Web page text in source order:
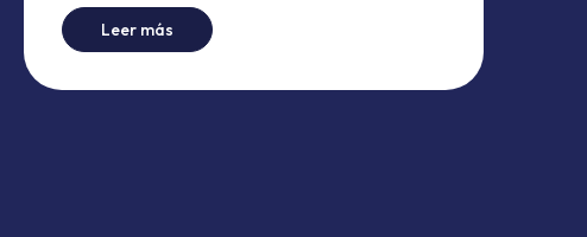
Leer más Reality And Expectations: A Data Analysis Example